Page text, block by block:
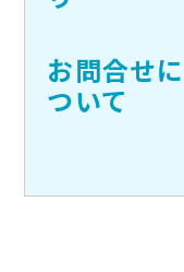
お問合せに
ついて